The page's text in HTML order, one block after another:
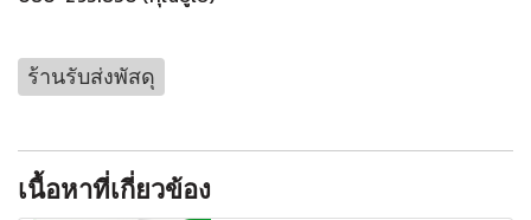
ร้านรับส่งพัสดุ
เนื้อหาที่เกี่ยวข้อง